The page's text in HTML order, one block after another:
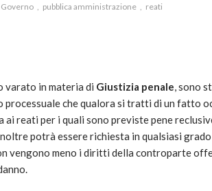
Governo pubblica amministrazione reati
varato in materia di Giustizia penale, sono
che qualora si tratti di un fatto
ai reati per i quali sono previste pene
potrà essere richiesta in qualsiasi
vengono meno i diritti della controparte
quale
per il tuo prato
ago